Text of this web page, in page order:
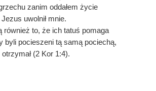
zanim oddałem życie
uwolnił mnie.
również to, że ich tatuś pomaga
byli pocieszeni tą samą pociechą,
(2 Kor 1:4).